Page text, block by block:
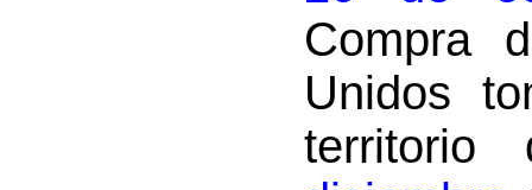
Compra
Unidos